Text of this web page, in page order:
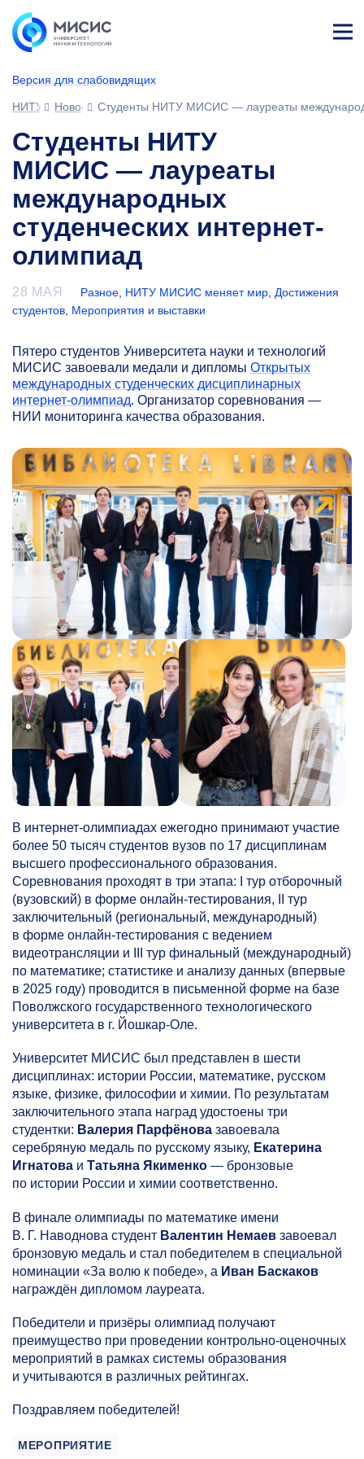
Версия для слабовидящих
ине
НИТУ МИСИС
НовостиСтуденты НИТУ МИСИС — лауреаты
Студенты НИТУ
МИСИС — лауреаты
международных
студенческих интернет-
олимпиад
28 МАЯ Разное, НИТУ МИСИС меняет мир, Достижения
студентов Мероприятия и выставки
Пятеро студентов Университета науки и технологий
МИСИС завоевали медали и дипломы Открытых
международных студенческих дисциплинарных
интернет-олимпиад. Организатор соревнования —
НИИ мониторинга качества образования.
В интернет-олимпиадах ежегодно принимают участие
более 50 тысяч студентов вузов по 17 дисциплинам
высшего профессионального образования.
Соревнования проходят в три этапа: I тур отборочный
(вузовский) в форме онлайн-тестирования, II тур
заключительный (региональный, международный)
в форме онлайн-тестирования с ведением
видеотрансляции и III тур финальный (международный)
по математике; статистике и анализу данных (впервые
в 2025 году) проводится в письменной форме на базе
Поволжского государственного технологического
университета в г. Йошкар-Оле.
Университет МИСИС был представлен в шести
дисциплинах: истории России, математике, русском
языке, физике, философии и химии. По результатам
заключительного этапа наград удостоены три
студентки: Валерия Парфёнова завоевала
серебряную медаль по русскому языку, Екатерина
Игнатова и Татьяна Якименко — бронзовые
по истории России и химии соответственно.
В финале олимпиады по математике имени
В. Г. Наводнова студент Валентин Немаев завоевал
бронзовую медаль и стал победителем в специальной
номинации «За волю к победе», а Иван Баскаков
награждён дипломом лауреата.
Победители и призёры олимпиад получают
преимущество при проведении контрольно-оценочных
мероприятий в рамках системы образования
и учитываются в различных рейтингах.
Поздравляем победителей!
МЕРОПРИЯТИЕ